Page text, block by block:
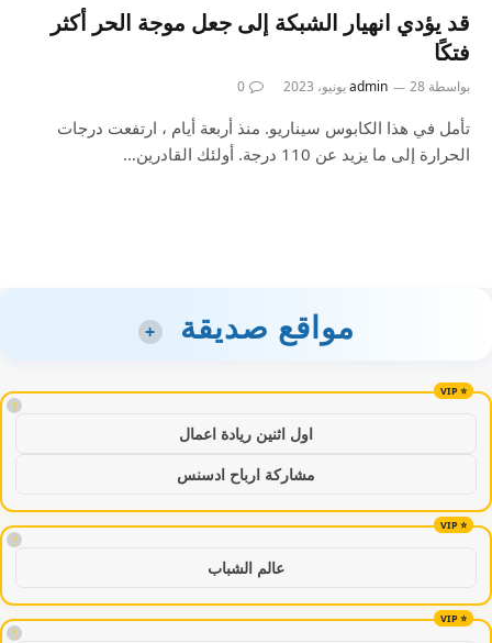
قد يؤدي انهيار الشبكة إلى جعل موجة الحر أكثر
فتكًا
بواسطة admin 28 يونيو، 2023 0
تأمل في هذا الكابوس سيناريو. منذ أربعة أيام ، ارتفعت درجات
الحرارة إلى ما يزيد عن 110 درجة. أولئك القادرين…
مواقع صديقة +
!
اول اثنين ريادة اعمال
مشاركة ارباح ادسنس
!
عالم الشباب
!